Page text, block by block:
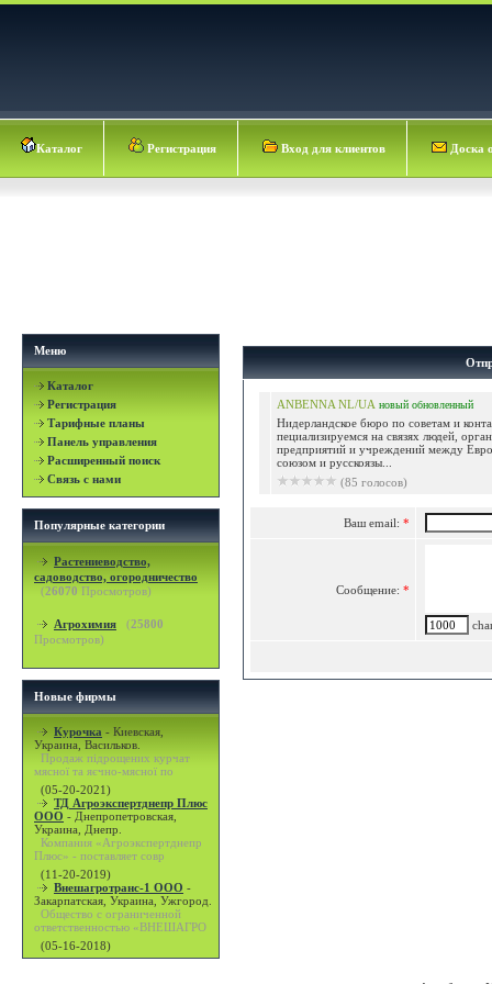
Каталог Регистрация Вход для клиентов Доска
Меню
Каталог
Регистрация
Тарифные планы
Панель управления
Расширенный поиск
Связь с нами
Популярные категории
Растениеводство,
садоводство, огородничество
(26070 Просмотров)
Агрохимия (25800
Просмотров)
Новые фирмы
Курочка - Киевская,
Украина, Васильков.
Продаж підрощених курчат
мясної та яєчно-мясної по
(05-20-2021)
ТД Агроэкспертднепр Плюс
ООО - Днепропетровская,
Украина, Днепр.
Компания «Агроэкспертднепр
Плюс» - поставляет совр
(11-20-2019)
Внешагротранс-1 ООО -
Закарпатская, Украина, Ужгород.
Общество с ограниченной
ответственностью «ВНЕШАГРО
(05-16-2018)
ANBENNA NL/UA новый обновленный
Hидерландское бюро по советам и
пециализируемся на связях людей,
предприятий и учреждений между
союзом и русскоязы...
(85 голосов)
Ваш email: *
Сообщение: *